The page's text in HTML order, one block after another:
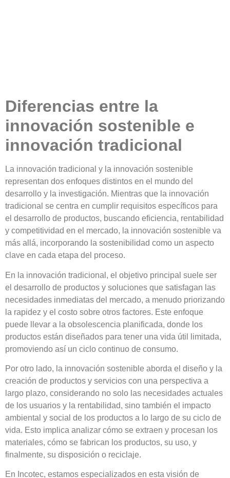
Diferencias entre la
innovación sostenible e
innovación tradicional
La innovación tradicional y la innovación sostenible
representan dos enfoques distintos en el mundo del
desarrollo y la investigación. Mientras que la innovación
tradicional se centra en cumplir requisitos específicos para
el desarrollo de productos, buscando eficiencia, rentabilidad
y competitividad en el mercado, la innovación sostenible va
más allá, incorporando la sostenibilidad como un aspecto
clave en cada etapa del proceso.
En la innovación tradicional, el objetivo principal suele ser
el desarrollo de productos y soluciones que satisfagan las
necesidades inmediatas del mercado, a menudo priorizando
la rapidez y el costo sobre otros factores. Este enfoque
puede llevar a la obsolescencia planificada, donde los
productos están diseñados para tener una vida útil limitada,
promoviendo así un ciclo continuo de consumo.
Por otro lado, la innovación sostenible aborda el diseño y la
creación de productos y servicios con una perspectiva a
largo plazo, considerando no solo las necesidades actuales
de los usuarios y la rentabilidad, sino también el impacto
ambiental y social de los productos a lo largo de su ciclo de
vida. Esto implica analizar cómo se extraen y procesan los
materiales, cómo se fabrican los productos, su uso, y
finalmente, su disposición o reciclaje.
En Incotec, estamos especializados en esta visión de